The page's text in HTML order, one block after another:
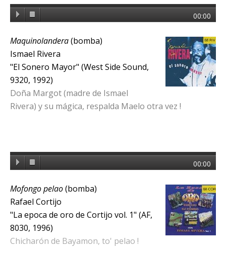
00:00
Maquinolandera(bomba)
Ismael Rivera
"El Sonero Mayor" (West Side Sound,
9320, 1992)
Doña Margot (madre de Ismael
Rivera) y su mágica, respalda Maelo otra vez !
00:00
Mofongo pelao(bomba)
Rafael Cortijo
"La epoca de oro de Cortijo vol. 1" (AF,
8030, 1996)
Chicharón de Bayamon, to' pelao !